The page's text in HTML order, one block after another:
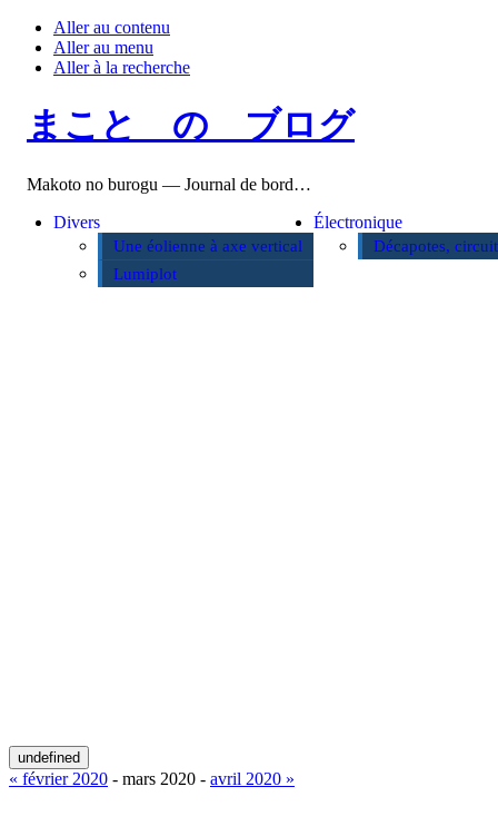
Aller au contenu
Aller au menu
Aller à la recherche
まこと の ブログ
Makoto no burogu — Journal de bord…
Divers
Une éolienne à axe vertical
Lumiplot
Électronique
Décapotes,
undefined
« février 2020 - mars 2020 - avril 2020 »